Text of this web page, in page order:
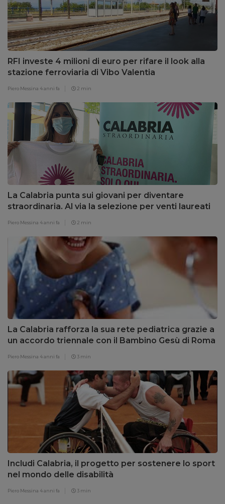
RFI investe 4 milioni di euro per rifare il look alla
stazione ferroviaria di Vibo Valentia
Piero Messina 4 anni fa 2 min
La Calabria punta sui giovani per diventare
straordinaria. Al via la selezione per venti laureati
Piero Messina 4 anni fa 2 min
La Calabria rafforza la sua rete pediatrica grazie a
un accordo triennale con il Bambino Gesù di Roma
Piero Messina 4 anni fa 3 min
Includi Calabria, il progetto per sostenere lo sport
nel mondo delle disabilità
Piero Messina 4 anni fa 3 min